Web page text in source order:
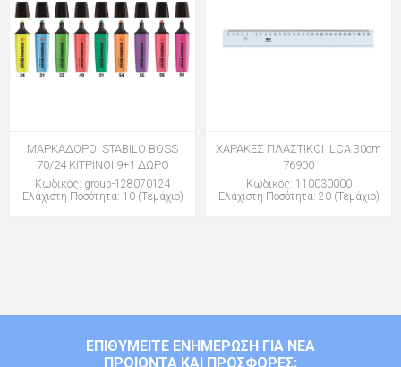
ΜΑΡΚΑΔΟΡΟΙ STABILO BOSS
70/24 ΚΙΤΡΙΝΟΙ 9+1 ΔΩΡΟ
Κωδικός: group-128070124
Ελάχιστη Ποσότητα: 10 (Τεμάχιο)
ΧΑΡΑΚΕΣ ΠΛΑΣΤΙΚΟΙ ILCA 30cm
76900
Κωδικός: 110030000
Ελάχιστη Ποσότητα: 20 (Τεμάχιο)
ΕΠΙΘΥΜΕΊΤΕ ΕΝΗΜΈΡΩΣΗ ΓΙΑ ΝΈΑ
ΠΡΟΙΌΝΤΑ ΚΑΙ ΠΡΟΣΦΟΡΈΣ;